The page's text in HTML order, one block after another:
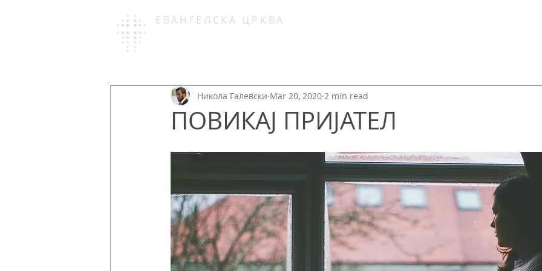
ЕВАНГЕЛСКА ЦРКВА
ПОВИКАЈ ПРИЈАТЕЛ
Никола Галевски Mar 20, 2020 2 min read